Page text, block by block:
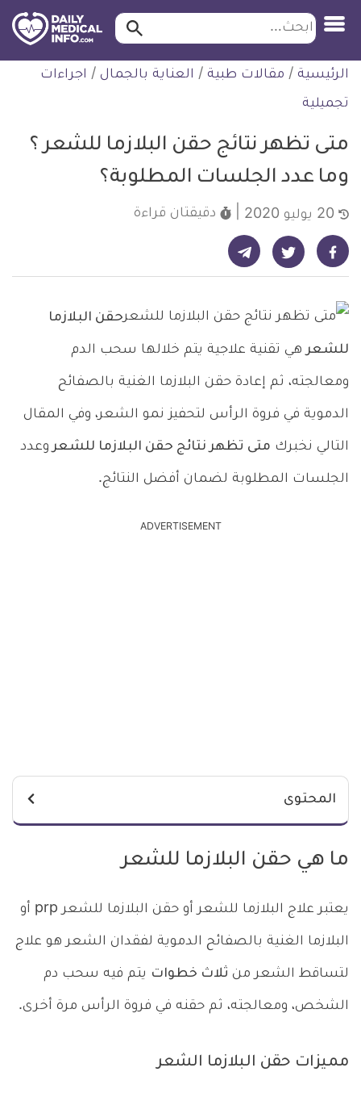
التخطي
للمحتوى
طبية
ابحث ابحث…
الرئيسية / مقالات طبية / العناية بالجمال / اجراءات
تجميلية
متى تظهر نتائج حقن البلازما للشعر ؟
وما عدد الجلسات المطلوبة؟
دقيقتان قراءة
شارك على فيسبوك - ديلي ميديكال انفو شارك على تويتر - ديلي ميديكال انفو شارك على تيليجرام - ديلي ميديكال انفو
حقن البلازما
للشعرهي تقنية علاجية يتم خلالها سحب الدم
ومعالجته، ثم إعادة حقن البلازما الغنية بالصفائح
الدموية في فروة الرأس لتحفيز نمو الشعر، وفي المقال
التالي نخبرك متى تظهر نتائج حقن البلازما للشعروعدد
الجلسات المطلوبة لضمان أفضل النتائج.
ADVERTISEMENT
المحتوى
ما هي حقن البلازما للشعر
يعتبر علاج البلازما للشعر أو حقن البلازما للشعر prp أو
البلازما الغنية بالصفائح الدموية لفقدان الشعر هو علاج
لتساقط الشعر من ثلاث خطوات يتم فيه سحب دم
الشخص، ومعالجته، ثم حقنه في فروة الرأس مرة أخرى.
مميزات حقن البلازما الشعر